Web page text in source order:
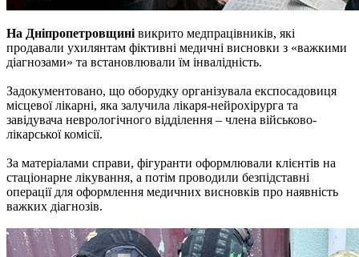
На Дніпропетровщині викрито медпрацівників, які
продавали ухилянтам фіктивні медичні висновки з «важкими
діагнозами» та встановлювали їм інвалідність.
Задокументовано, що оборудку організувала експосадовиця
місцевої лікарні, яка залучила лікаря-нейрохірурга та
завідувача неврологічного відділення – члена військово-
лікарської комісії.
За матеріалами справи, фігуранти оформлювали клієнтів на
стаціонарне лікування, а потім проводили безпідставні
операції для оформлення медичних висновків про наявність
важких діагнозів.